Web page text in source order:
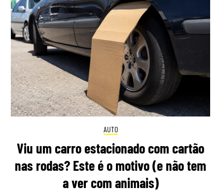
AUTO
Viu um carro estacionado com cartão
nas rodas? Este é o motivo (e não tem
a ver com animais)